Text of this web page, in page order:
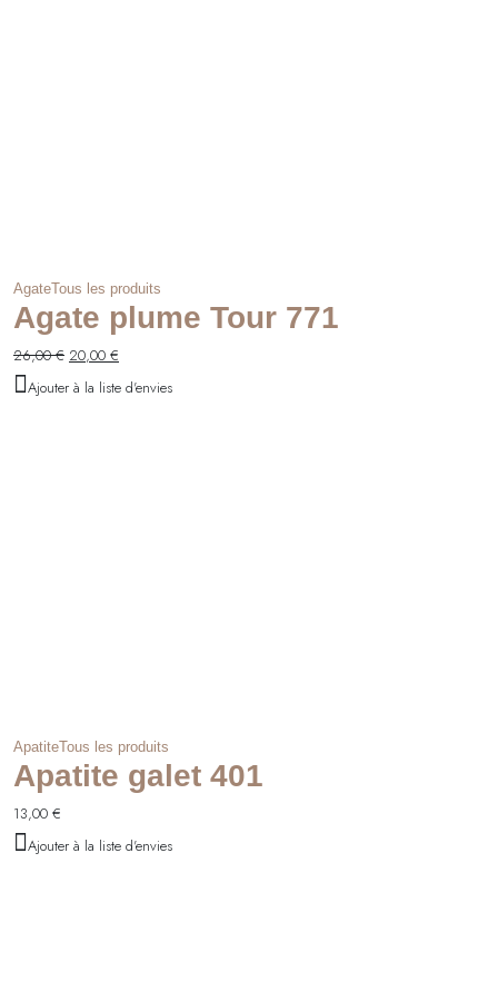
AgateTous les produits
Agate plume Tour 771
26,00€ Le
initial
20,00 €
actuel
Ajouter à la liste d'envies
ApatiteTous les produits
Apatite galet 401
13,00 €
Ajouter à la liste d'envies